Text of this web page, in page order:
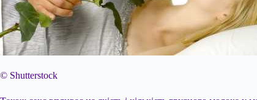
© Shutterstock